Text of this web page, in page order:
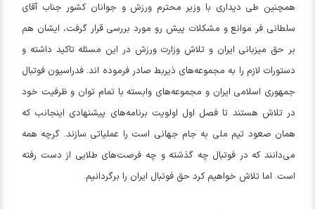
همچنین طی دیداری با وزیر محترم ورزش و جوانان کشور جناب آقای
سلطانی فر موانع و مشکلات پیش رو مورد بررسی قرار گرفت، ایشان هم
بر حق میزبانی ایران و تلاش وزارت ورزش در این مسئله تاکید داشته و
دستورات لازم را به مجموعه‌های ذیربط صادر فرموده اند. فدراسیون فوتبال
جمهوری اسلامی ایران و مجموعه‌های وابسته با تمام توان و ظرفیت خود
در تلاش هستند تا فصل اول اولویت برنامه‌های پیشنهادی اینجانب که
همان صعود تیم ملی به جام جهانی است را عملیاتی سازند. گرچه همه
می‌دانند که در فوتبال چه گذشته و چه فرصت‌های طلایی از دست رفته
است. اما تلاش خواهیم کرد حق فوتبال ایران را برگردانیم.